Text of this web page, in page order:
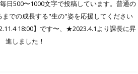
日500〜1000文字で投稿しています。普通の
での成長する"生の"姿を応援してください
18:00】です〜、★2023.4.1より課長に昇
進しました！